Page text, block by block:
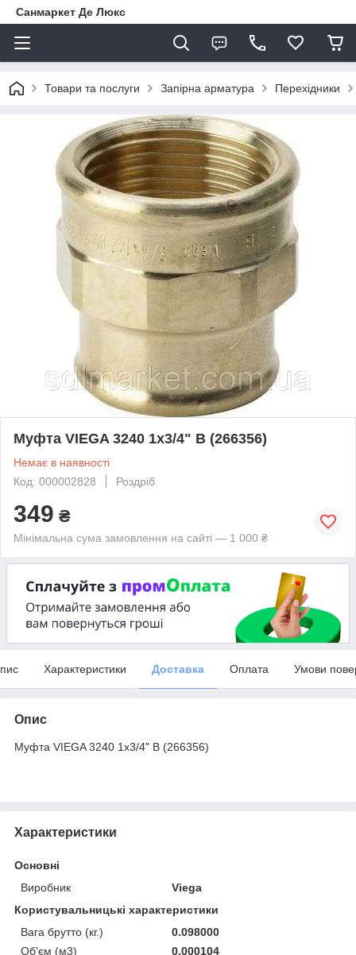
Санмаркет Де Люкс
Товари та послуги Запірна арматура Перехідники
Муфта VIEGA 3240 1x3/4" В (266356)
Немає в наявності
Код: 000002828
Роздріб
349 ₴
Мінімальна сума замовлення на сайті — 1 000 ₴
Характеристики Доставка Оплата Умови
Опис
Муфта VIEGA 3240 1x3/4" В (266356)
Характеристики
Основні
Виробник
Viega
Користувальницькі характеристики
Вага брутто (кг.)
0.098000
Об'єм (м3)
0.000104